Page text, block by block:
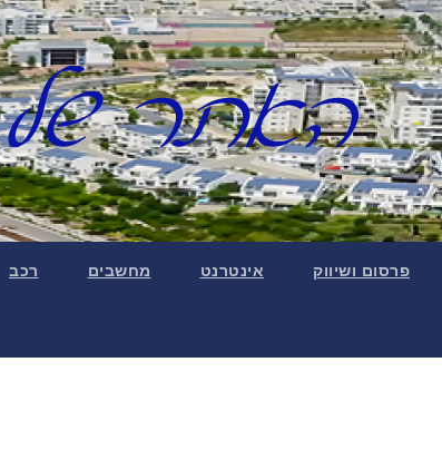
פרסום ושיווק אינטרנט מחשבים רכב